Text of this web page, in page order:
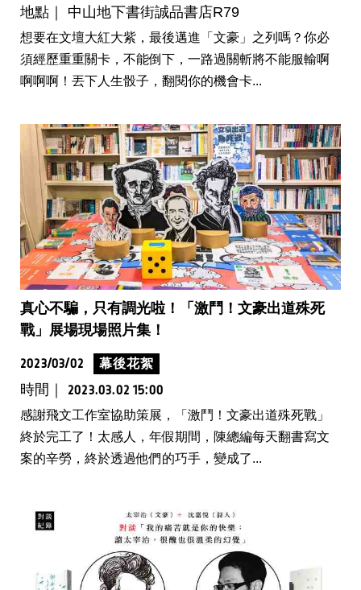
地點｜ 中山地下書街誠品書店R79
想要在文壇大紅大紫，最後邁進「文豪」之列嗎？你必
須經歷重重關卡，不能倒下，一路過關斬將不能服輸啊
啊啊啊！丟下人生骰子，翻閱你的機會卡...
真心不騙，只有調光啦！「激鬥！文豪出道殊死
戰」展場現場照片集！
2023/03/02 幕後花絮
時間｜ 2023.03.02 15:00
感謝飛文工作室協助策展，「激鬥！文豪出道殊死戰」
終於完工了！太感人，年假期間，陳總編每天翻書寫文
案的辛勞，終於透過他們的巧手，變成了...